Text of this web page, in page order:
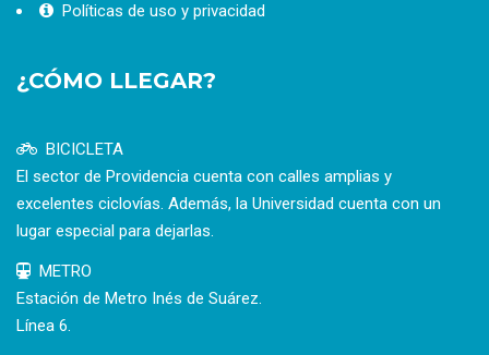
Políticas de uso y privacidad
¿CÓMO LLEGAR?
BICICLETA
El sector de Providencia cuenta con calles amplias y
excelentes ciclovías. Además, la Universidad cuenta con un
lugar especial para dejarlas.
METRO
Estación de Metro Inés de Suárez.
Línea 6.